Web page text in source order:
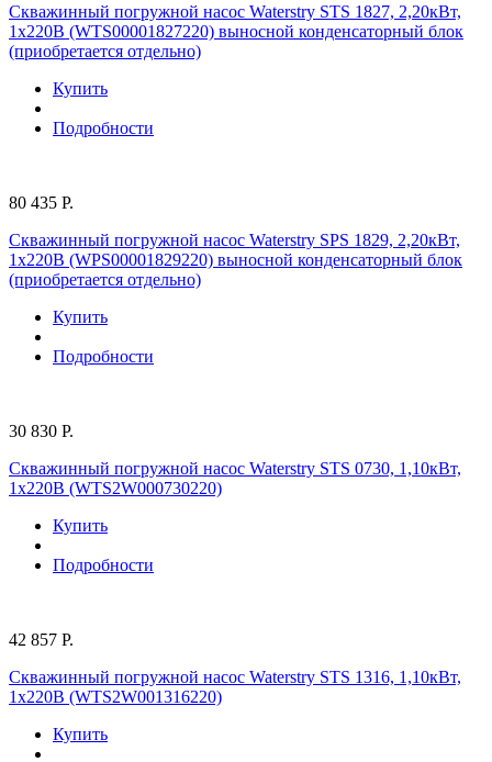
Скважинный погружной насос Waterstry STS 1827, 2,20кВт,
1х220В (WTS00001827220) выносной конденсаторный блок
(приобретается отдельно)
Купить
Подробности
80 435 Р.
Скважинный погружной насос Waterstry SPS 1829, 2,20кВт,
1х220В (WPS00001829220) выносной конденсаторный блок
(приобретается отдельно)
Купить
Подробности
30 830 Р.
Скважинный погружной насос Waterstry STS 0730, 1,10кВт,
1х220В (WTS2W000730220)
Купить
Подробности
42 857 Р.
Скважинный погружной насос Waterstry STS 1316, 1,10кВт,
1х220В (WTS2W001316220)
Купить